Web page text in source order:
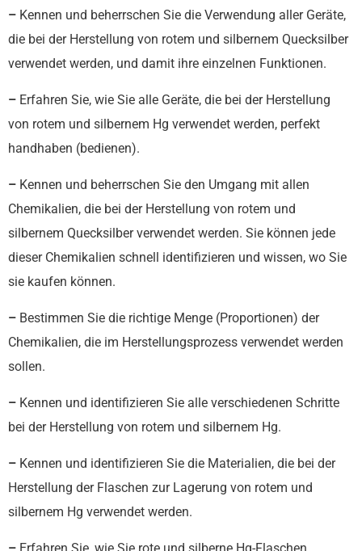
– Kennen und beherrschen Sie die Verwendung aller Geräte,
die bei der Herstellung von rotem und silbernem Quecksilber
verwendet werden, und damit ihre einzelnen Funktionen.
– Erfahren Sie, wie Sie alle Geräte, die bei der Herstellung
von rotem und silbernem Hg verwendet werden, perfekt
handhaben (bedienen).
– Kennen und beherrschen Sie den Umgang mit allen
Chemikalien, die bei der Herstellung von rotem und
silbernem Quecksilber verwendet werden. Sie können jede
dieser Chemikalien schnell identifizieren und wissen, wo Sie
sie kaufen können.
– Bestimmen Sie die richtige Menge (Proportionen) der
Chemikalien, die im Herstellungsprozess verwendet werden
sollen.
– Kennen und identifizieren Sie alle verschiedenen Schritte
bei der Herstellung von rotem und silbernem Hg.
– Kennen und identifizieren Sie die Materialien, die bei der
Herstellung der Flaschen zur Lagerung von rotem und
silbernem Hg verwendet werden.